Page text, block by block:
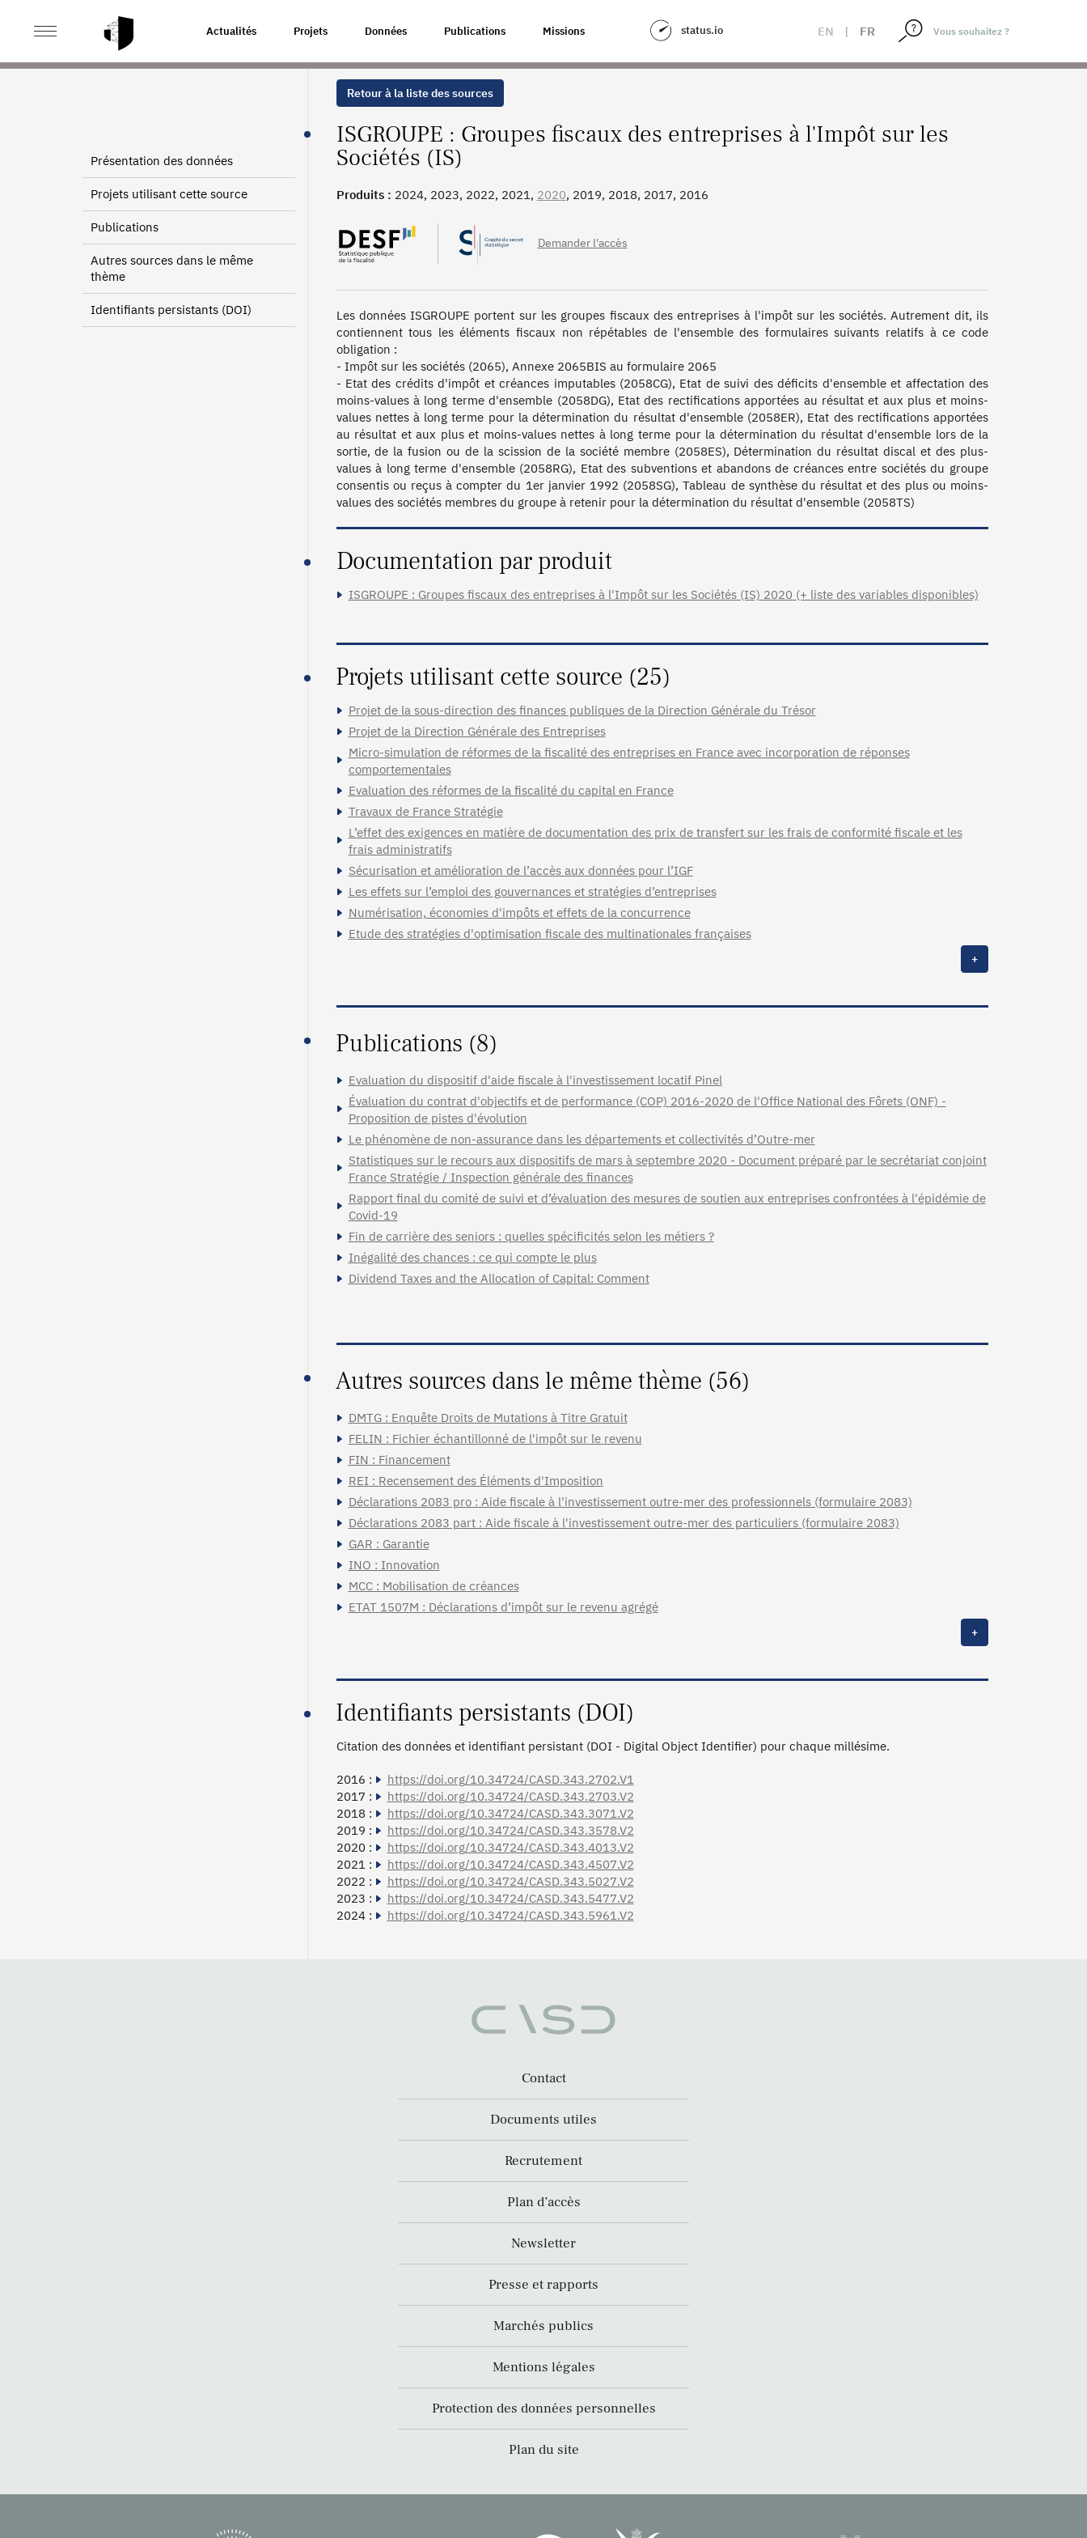
Actualités Projets Données Publications Missions status.io EN | FR
ACCUEIL GROUPES FISCAUX DES ENTREPRISES À L'IMPÔT SUR LES SOCIÉTÉS (IS)
Présentation des données
Projets utilisant cette source
Publications
Autres sources dans le même
thème
Identifiants persistants (DOI)
Retour à la liste des sources
ISGROUPE : Groupes fiscaux des entreprises à l'Impôt sur les
Sociétés (IS)
Produits : 2024, 2023, 2022, 2021, 2020, 2019, 2018, 2017, 2016
Demander l'accès
Les données ISGROUPE portent sur les groupes fiscaux des entreprises à l'impôt sur les sociétés. Autrement dit, ils
contiennent tous les éléments fiscaux non répétables de l'ensemble des formulaires suivants relatifs à ce code
obligation :
- Impôt sur les sociétés (2065), Annexe 2065BIS au formulaire 2065
- Etat des crédits d'impôt et créances imputables (2058CG), Etat de suivi des déficits d'ensemble et affectation des
moins-values à long terme d'ensemble (2058DG), Etat des rectifications apportées au résultat et aux plus et moins-
values nettes à long terme pour la détermination du résultat d'ensemble (2058ER), Etat des rectifications apportées
au résultat et aux plus et moins-values nettes à long terme pour la détermination du résultat d'ensemble lors de la
sortie, de la fusion ou de la scission de la société membre (2058ES), Détermination du résultat discal et des plus-
values à long terme d'ensemble (2058RG), Etat des subventions et abandons de créances entre sociétés du groupe
consentis ou reçus à compter du 1er janvier 1992 (2058SG), Tableau de synthèse du résultat et des plus ou moins-
Documentation par produit
ISGROUPE : Groupes fiscaux des entreprises à l'Impôt sur les Sociétés (IS) 2020 (+ liste des variables disponibles)
Projets utilisant cette source (25)
Projet de la sous-direction des finances publiques de la Direction Générale du Trésor
Projet de la Direction Générale des Entreprises
Micro-simulation de réformes de la fiscalité des entreprises en France avec incorporation de réponses
comportementales
Evaluation des réformes de la fiscalité du capital en France
Travaux de France Stratégie
L’effet des exigences en matière de documentation des prix de transfert sur les frais de conformité fiscale et les
frais administratifs
Sécurisation et amélioration de l’accès aux données pour l’IGF
Les effets sur l’emploi des gouvernances et stratégies d’entreprises
Numérisation, économies d'impôts et effets de la concurrence
Etude des stratégies d'optimisation fiscale des multinationales françaises
+
Publications (8)
Evaluation du dispositif d'aide fiscale à l'investissement locatif Pinel
Évaluation du contrat d'objectifs et de performance (COP) 2016-2020 de l'Office National des Fôrets (ONF) -
Proposition de pistes d'évolution
Le phénomène de non-assurance dans les départements et collectivités d’Outre-mer
Statistiques sur le recours aux dispositifs de mars à septembre 2020 - Document préparé par le secrétariat conjoint
France Stratégie / Inspection générale des finances
Rapport final du comité de suivi et d’évaluation des mesures de soutien aux entreprises confrontées à l'épidémie de
Covid-19
Fin de carrière des seniors : quelles spécificités selon les métiers ?
Inégalité des chances : ce qui compte le plus
Dividend Taxes and the Allocation of Capital: Comment
Autres sources dans le même thème (56)
DMTG : Enquête Droits de Mutations à Titre Gratuit
FELIN : Fichier échantillonné de l'impôt sur le revenu
FIN : Financement
REI : Recensement des Éléments d'Imposition
Déclarations 2083 pro : Aide fiscale à l'investissement outre-mer des professionnels (formulaire 2083)
Déclarations 2083 part : Aide fiscale à l'investissement outre-mer des particuliers (formulaire 2083)
GAR : Garantie
INO : Innovation
MCC : Mobilisation de créances
ETAT 1507M : Déclarations d’impôt sur le revenu agrégé
+
Identifiants persistants (DOI)
Citation des données et identifiant persistant (DOI - Digital Object Identifier) pour chaque millésime.
2016 :
https://doi.org/10.34724/CASD.343.2702.V1
2017 :
https://doi.org/10.34724/CASD.343.2703.V2
2018 :
https://doi.org/10.34724/CASD.343.3071.V2
2019 :
https://doi.org/10.34724/CASD.343.3578.V2
2020 :
https://doi.org/10.34724/CASD.343.4013.V2
2021 :
https://doi.org/10.34724/CASD.343.4507.V2
2022 :
https://doi.org/10.34724/CASD.343.5027.V2
2023 :
https://doi.org/10.34724/CASD.343.5477.V2
2024 :
https://doi.org/10.34724/CASD.343.5961.V2
Contact
Documents utiles
Recrutement
Plan d’accès
Newsletter
Presse et rapports
Marchés publics
Mentions légales
Protection des données personnelles
Plan du site